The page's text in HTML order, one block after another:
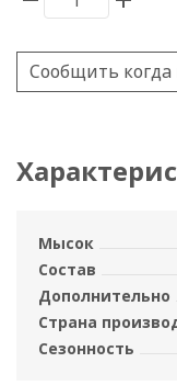
Сообщить когда
Мысок
Состав
Дополнительно
Страна
Сезонность